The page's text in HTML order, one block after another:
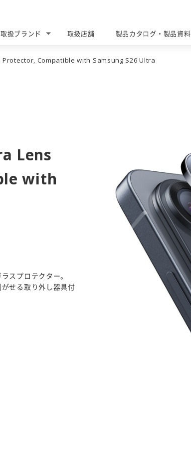
取扱ブランド
取扱店舗
製品カタログ・製品資料
Protector, Compatible with Samsung S26 Ultra
Lens
with
スプロテクター。
せる取り外し器具付